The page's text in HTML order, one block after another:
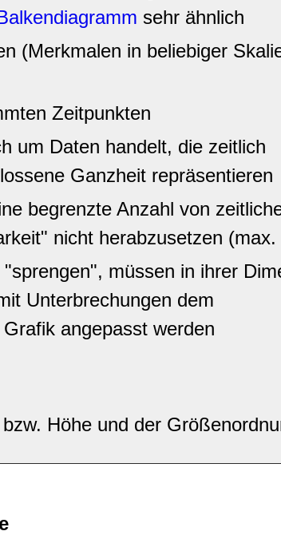
sehr ähnlich
(Merkmalen in beliebiger
Zeitpunkten
um Daten handelt, die zeitlich
Ganzheit repräsentieren
begrenzte Anzahl von
nicht herabzusetzen (max.
müssen in ihrer
Unterbrechungen dem
angepasst werden
Höhe und der